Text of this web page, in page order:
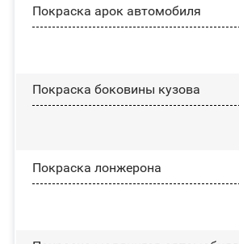
Покраска арок автомобиля
Покраска боковины кузова
Покраска лонжерона